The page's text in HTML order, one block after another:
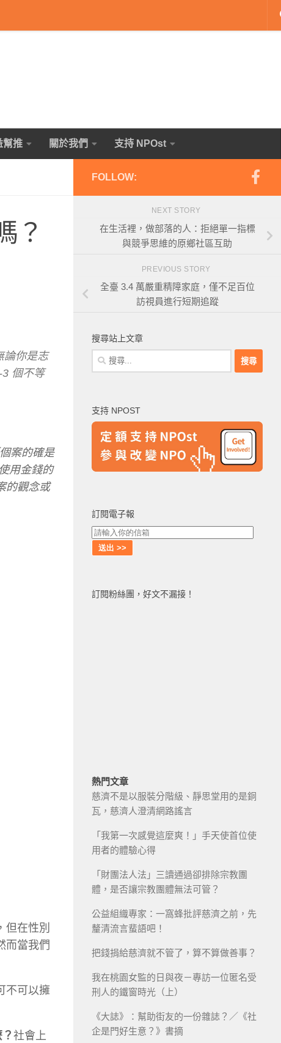
幫推 關於我們 支持 NPOst
？
論你是志
個不等
案的確是
用金錢的
的觀念或
在性別
而當我們
不可以擁
社會上
FOLLOW:
NEXT STORY
在生活裡，做部落的人：拒絕單一指標
與競爭思維的原鄉社區互助
PREVIOUS STORY
全臺 3.4 萬嚴重精障家庭，僅不足百位
訪視員進行短期追蹤
搜尋站上文章
搜
尋
字:
支持 NPOST
訂閱電子報
訂閱粉絲團，好文不漏接！
熱門文章
慈濟不是以服裝分階級、靜思堂用的是銅
瓦，慈濟人澄清網路謠言
「我第一次感覺這麼爽！」手天使首位使
用者的體驗心得
「財團法人法」三讀通過卻排除宗教團
體，是否讓宗教團體無法可管？
公益組織專家：一窩蜂批評慈濟之前，先
釐清流言蜚語吧！
把錢捐給慈濟就不管了，算不算做善事？
我在桃園女監的日與夜－專訪一位匿名受
刑人的鐵窗時光（上）
《大誌》：幫助街友的一份雜誌？／《社
企是門好生意？》書摘